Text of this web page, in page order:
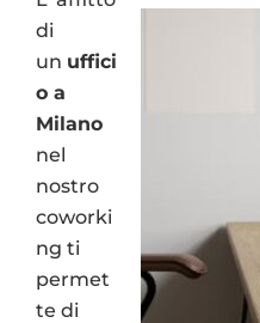
di
un uffici
o a
Milano
nel
nostro
coworki
ng ti
permet
te di